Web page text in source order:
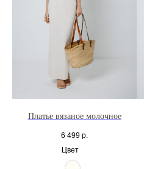
Платье вязаное молочное
6 499 р.
Цвет